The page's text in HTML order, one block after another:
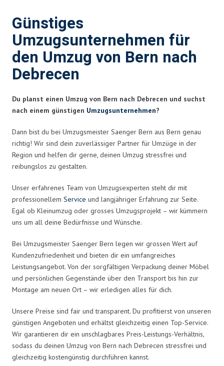
Günstiges
Umzugsunternehmen für
den Umzug von Bern nach
Debrecen
Du planst einen Umzug von Bern nach Debrecen und suchst
nach einem günstigen Umzugsunternehmen?
Dann bist du bei Umzugsmeister Saenger Bern aus Bern genau
richtig! Wir sind dein zuverlässiger Partner für Umzüge in der
Region und helfen dir gerne, deinen Umzug stressfrei und
reibungslos zu gestalten.
Unser erfahrenes Team von Umzugsexperten steht dir mit
professionellem Service und langjähriger Erfahrung zur Seite.
Egal ob Kleinumzug oder grosses Umzugsprojekt – wir kümmern
uns um all deine Bedürfnisse und Wünsche.
Bei Umzugsmeister Saenger Bern legen wir grossen Wert auf
Kundenzufriedenheit und bieten dir ein umfangreiches
Leistungsangebot. Von der sorgfältigen Verpackung deiner Möbel
und persönlichen Gegenstände über den Transport bis hin zur
Montage am neuen Ort – wir erledigen alles für dich.
Unsere Preise sind fair und transparent. Du profitierst von unseren
günstigen Angeboten und erhältst gleichzeitig einen Top-Service.
Wir garantieren dir ein unschlagbares Preis-Leistungs-Verhältnis,
sodass du deinen Umzug von Bern nach Debrecen stressfrei und
gleichzeitig kostengünstig durchführen kannst.